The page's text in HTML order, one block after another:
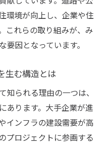
たらす安心感
解く鍵とは
最新動向を探る
開く要素に注目
技術革新の現場
術の重要な役割
ート建設の可能性
る革新技術の導入
発にもたらす効果
環境が向上し、企業や住
これらの取り組みが、み
因となっています。
生む構造とは
知られる理由の一つは、
あります。大手企業が進
インフラの建設需要が高
プロジェクトに参画する